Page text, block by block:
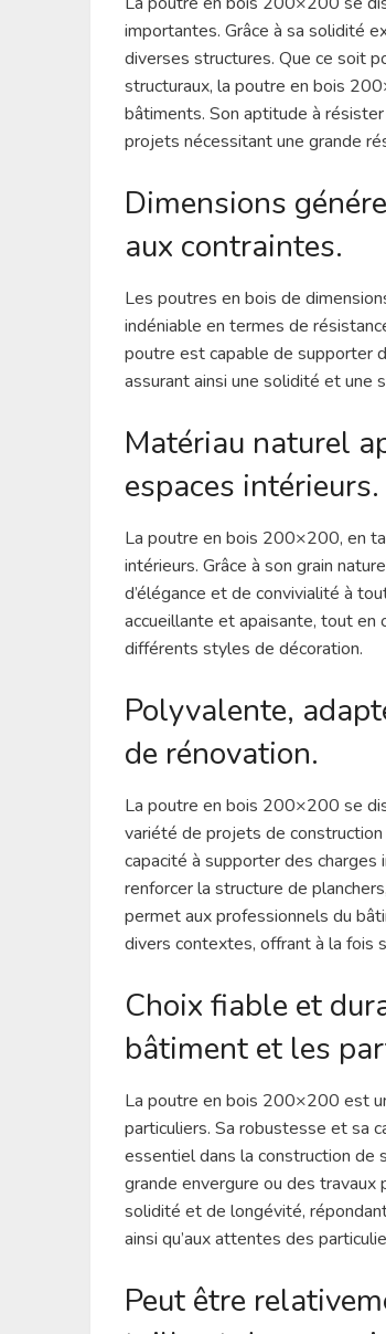
importantes. Grâce à sa solidité
diverses structures. Que ce soit
structuraux, la poutre en bois
bâtiments. Son aptitude à
projets nécessitant une grande
Dimensions
aux contraintes.
Les poutres en bois de
indéniable en termes de
poutre est capable de supporter
assurant ainsi une solidité et une
Matériau naturel
espaces intérieurs.
La poutre en bois 200×200, en
intérieurs. Grâce à son grain
d’élégance et de convivialité à
accueillante et apaisante, tout en
différents styles de décoration.
Polyvalente,
de rénovation.
La poutre en bois 200×200 se
variété de projets de
capacité à supporter des
renforcer la structure de
permet aux professionnels du
divers contextes, offrant à la fois
Choix fiable et
bâtiment et les
La poutre en bois 200×200 est
particuliers. Sa robustesse et sa
essentiel dans la construction
grande envergure ou des
solidité et de longévité,
ainsi qu’aux attentes des
Peut être